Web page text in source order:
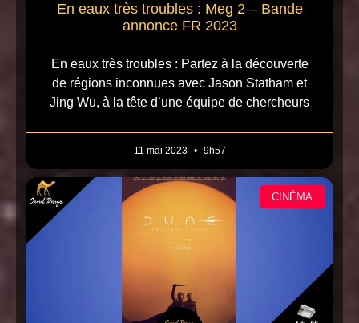
En eaux très troubles : Meg 2 – Bande
annonce FR 2023
En eaux très troubles : Partez à la découverte
de régions inconnues avec Jason Statham et
Jing Wu, à la tête d’une équipe de chercheurs
11 mai 2023 9h57
CINÉMA